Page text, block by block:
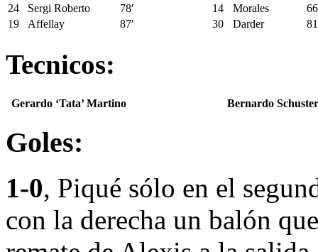
24
Sergi Roberto 78′ 14 Morales
19
Affellay 87′ 30 Darder
Tecnicos:
Gerardo ‘Tata’ Martino Bernardo Schuster
Goles:
1-0, Piqué sólo en el
con la derecha un balón